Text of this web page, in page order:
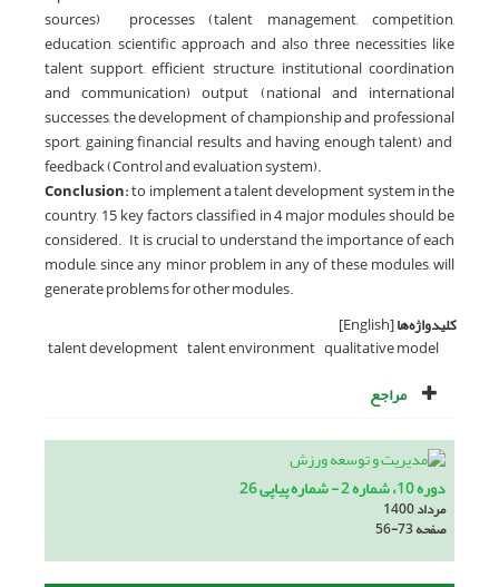
sources) processes (talent management, competition,
education, scientific approach and also three necessities like
talent support, efficient structure, institutional coordination
and communication) output (national and international
successes, the development of championship and professional
sport, gaining financial results and having enough talent) and
feedback (Control and evaluation system).
Conclusion:to implement a talent development system in the
country, 15 key factors classified in 4 major modules should be
considered. It is crucial to understand the importance of each
module, since any minor problem in any of these modules, will
generate problems for other modules.
کلیدواژه‌ها[English]
talent development talent environment qualitative model
مراجع
دوره 10، شماره 2 - شماره پیاپی 26
مرداد 1400
صفحه56-73